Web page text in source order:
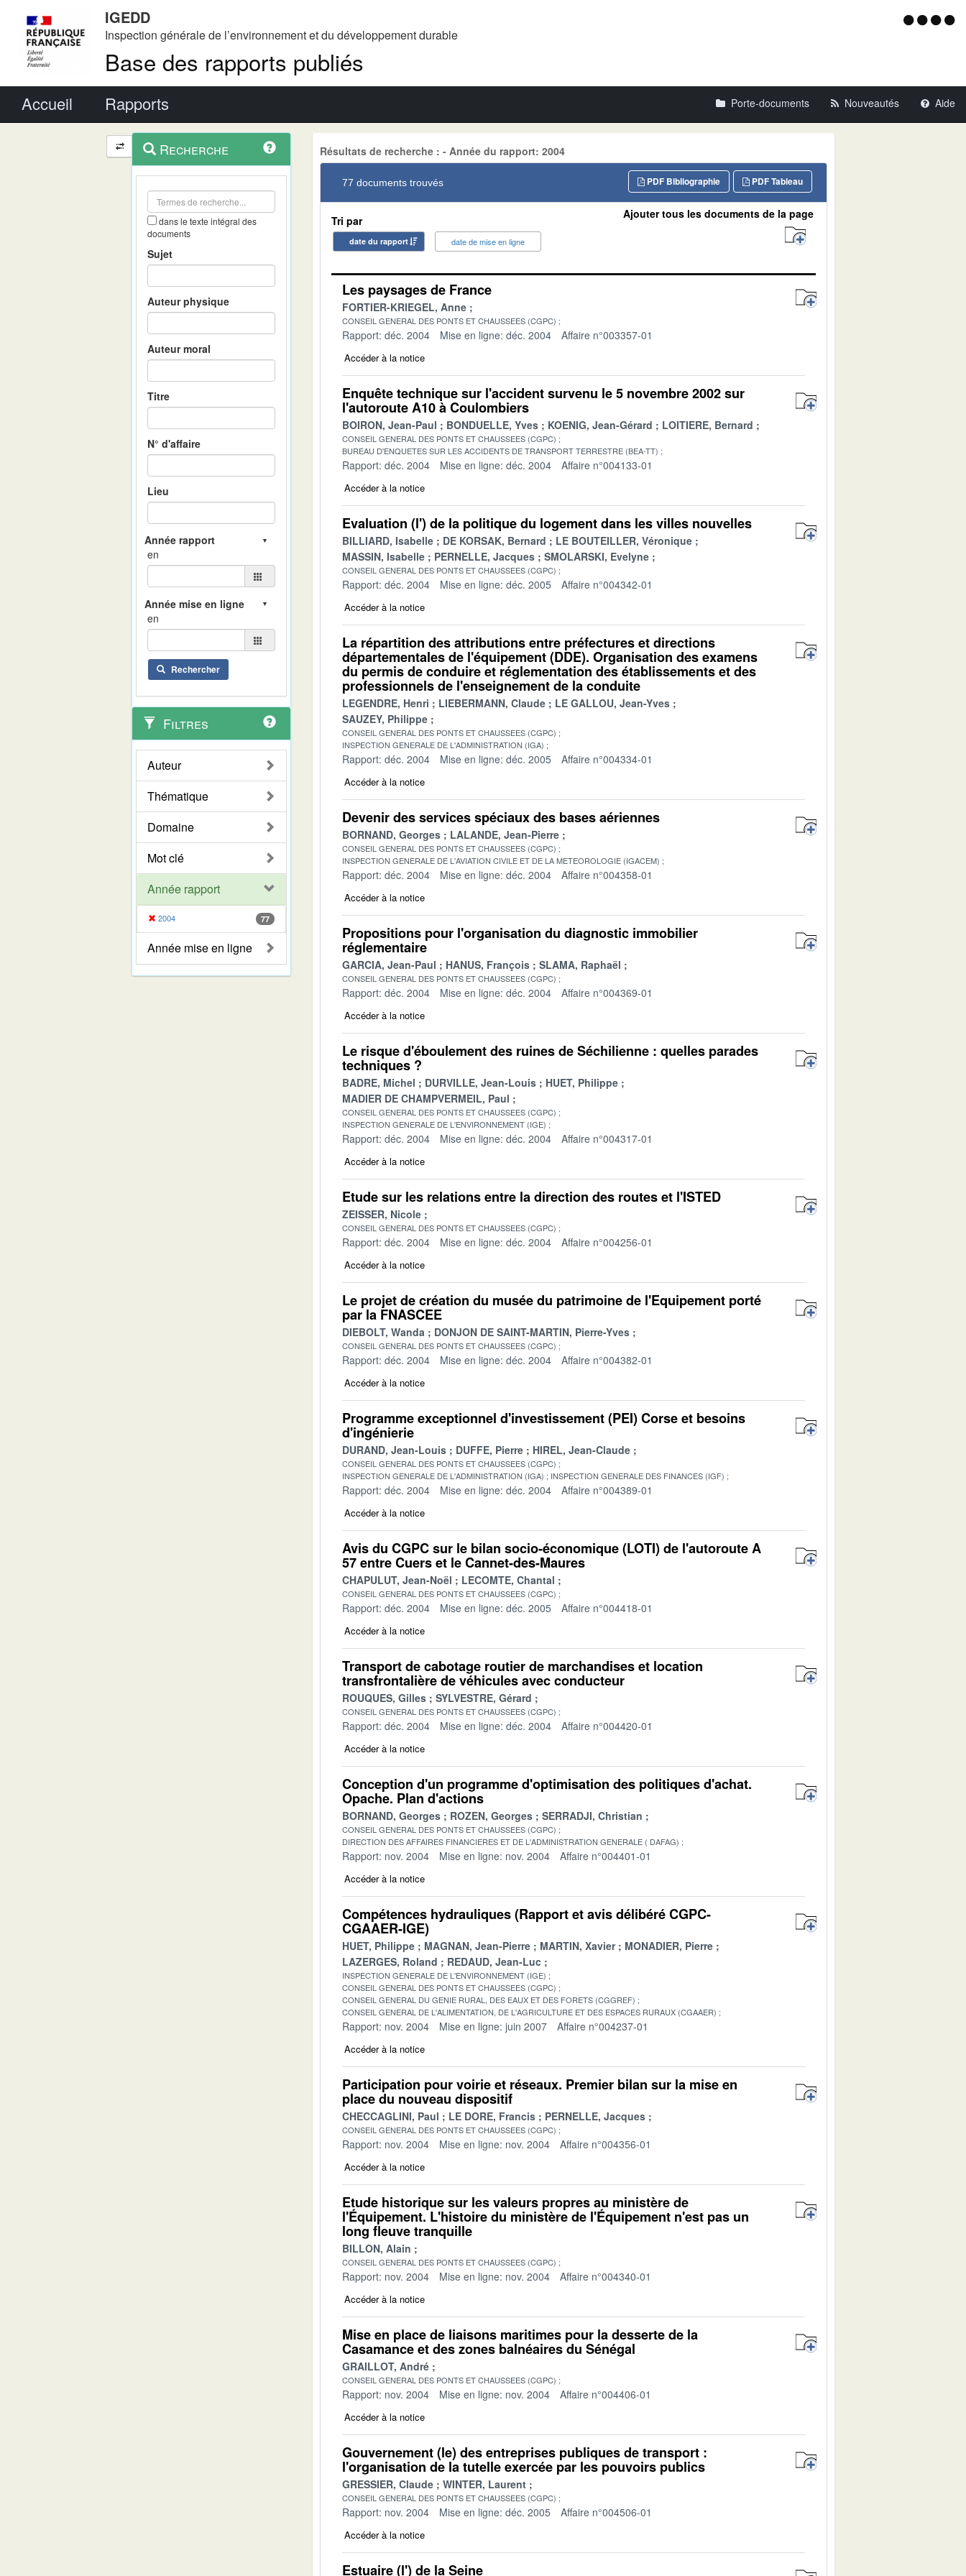
IGEDD
Inspection générale de l’environnement et du développement durable
Base des rapports publiés
Menu
Accueil Rapports Porte-documents Nouveautés Aide
Navigation
et
outils
contextuel
Recherche
dans le texte intégral des
documents
Sujet
Auteur physique
Auteur moral
Titre
N° d'affaire
Lieu
en
en
Rechercher
Filtres
Auteur
Thématique
Domaine
Mot clé
Année rapport
2004 77
Année mise en ligne
Résultats de recherche : - Année du rapport: 2004
77 documents trouvés PDF Tableau
PDF Bibliographie
Tri par
date du rapport date de mise en ligne
Ajouter tous les documents de la page
Les paysages de France
FORTIER-KRIEGEL, Anne
CONSEIL GENERAL DES PONTS ET CHAUSSEES (CGPC)
Rapport: déc. 2004 Mise en ligne: déc. 2004 Affaire n°003357-01
Accéder à la notice
Enquête technique sur l'accident survenu le 5 novembre 2002 sur
l'autoroute A10 à Coulombiers
BOIRON, Jean-Paul BONDUELLE, Yves KOENIG, Jean-Gérard LOITIERE, Bernard
CONSEIL GENERAL DES PONTS ET CHAUSSEES (CGPC)
BUREAU D'ENQUETES SUR LES ACCIDENTS DE TRANSPORT TERRESTRE (BEA-TT)
Rapport: déc. 2004 Mise en ligne: déc. 2004 Affaire n°004133-01
Accéder à la notice
Evaluation (l') de la politique du logement dans les villes nouvelles
BILLIARD, Isabelle DE KORSAK, Bernard
LE BOUTEILLER, Véronique
MASSIN, Isabelle
PERNELLE, Jacques SMOLARSKI, Evelyne
CONSEIL GENERAL DES PONTS ET CHAUSSEES (CGPC)
Rapport: déc. 2004 Mise en ligne: déc. 2005 Affaire n°004342-01
Accéder à la notice
La répartition des attributions entre préfectures et directions
départementales de l'équipement (DDE). Organisation des examens
du permis de conduire et réglementation des établissements et des
professionnels de l'enseignement de la conduite
LEGENDRE, Henri LIEBERMANN, Claude
LE GALLOU, Jean-Yves
SAUZEY, Philippe
CONSEIL GENERAL DES PONTS ET CHAUSSEES (CGPC)
INSPECTION GENERALE DE L'ADMINISTRATION (IGA)
Rapport: déc. 2004 Mise en ligne: déc. 2005 Affaire n°004334-01
Accéder à la notice
Devenir des services spéciaux des bases aériennes
BORNAND, Georges LALANDE, Jean-Pierre
CONSEIL GENERAL DES PONTS ET CHAUSSEES (CGPC)
INSPECTION GENERALE DE L'AVIATION CIVILE ET DE LA METEOROLOGIE (IGACEM)
Rapport: déc. 2004 Mise en ligne: déc. 2004 Affaire n°004358-01
Accéder à la notice
Propositions pour l'organisation du diagnostic immobilier
réglementaire
GARCIA, Jean-Paul HANUS, François SLAMA, Raphaël
CONSEIL GENERAL DES PONTS ET CHAUSSEES (CGPC)
Rapport: déc. 2004 Mise en ligne: déc. 2004 Affaire n°004369-01
Accéder à la notice
Le risque d'éboulement des ruines de Séchilienne : quelles parades
techniques ?
BADRE, Michel DURVILLE, Jean-Louis
HUET, Philippe
MADIER DE CHAMPVERMEIL, Paul
CONSEIL GENERAL DES PONTS ET CHAUSSEES (CGPC)
INSPECTION GENERALE DE L'ENVIRONNEMENT (IGE)
Rapport: déc. 2004 Mise en ligne: déc. 2004 Affaire n°004317-01
Accéder à la notice
Etude sur les relations entre la direction des routes et l'ISTED
ZEISSER, Nicole
CONSEIL GENERAL DES PONTS ET CHAUSSEES (CGPC)
Rapport: déc. 2004 Mise en ligne: déc. 2004 Affaire n°004256-01
Accéder à la notice
Le projet de création du musée du patrimoine de l'Equipement porté
par la FNASCEE
DIEBOLT, Wanda DONJON DE SAINT-MARTIN, Pierre-Yves
CONSEIL GENERAL DES PONTS ET CHAUSSEES (CGPC)
Rapport: déc. 2004 Mise en ligne: déc. 2004 Affaire n°004382-01
Accéder à la notice
Programme exceptionnel d'investissement (PEI) Corse et besoins
d'ingénierie
DURAND, Jean-Louis DUFFE, Pierre HIREL, Jean-Claude
CONSEIL GENERAL DES PONTS ET CHAUSSEES (CGPC)
INSPECTION GENERALE DE L'ADMINISTRATION (IGA)
INSPECTION GENERALE DES FINANCES (IGF)
Rapport: déc. 2004 Mise en ligne: déc. 2004 Affaire n°004389-01
Accéder à la notice
Avis du CGPC sur le bilan socio-économique (LOTI) de l'autoroute A
57 entre Cuers et le Cannet-des-Maures
CHAPULUT, Jean-Noël LECOMTE, Chantal
CONSEIL GENERAL DES PONTS ET CHAUSSEES (CGPC)
Rapport: déc. 2004 Mise en ligne: déc. 2005 Affaire n°004418-01
Accéder à la notice
Transport de cabotage routier de marchandises et location
transfrontalière de véhicules avec conducteur
ROUQUES, Gilles SYLVESTRE, Gérard
CONSEIL GENERAL DES PONTS ET CHAUSSEES (CGPC)
Rapport: déc. 2004 Mise en ligne: déc. 2004 Affaire n°004420-01
Accéder à la notice
Conception d'un programme d'optimisation des politiques d'achat.
Opache. Plan d'actions
BORNAND, Georges ROZEN, Georges SERRADJI, Christian
CONSEIL GENERAL DES PONTS ET CHAUSSEES (CGPC)
DIRECTION DES AFFAIRES FINANCIERES ET DE L'ADMINISTRATION GENERALE ( DAFAG)
Rapport: nov. 2004 Mise en ligne: nov. 2004 Affaire n°004401-01
Accéder à la notice
Compétences hydrauliques (Rapport et avis délibéré CGPC-
CGAAER-IGE)
HUET, Philippe MAGNAN, Jean-Pierre MARTIN, Xavier
MONADIER, Pierre
LAZERGES, Roland
REDAUD, Jean-Luc
INSPECTION GENERALE DE L'ENVIRONNEMENT (IGE)
CONSEIL GENERAL DES PONTS ET CHAUSSEES (CGPC)
CONSEIL GENERAL DU GENIE RURAL, DES EAUX ET DES FORETS (CGGREF)
CONSEIL GENERAL DE L'ALIMENTATION, DE L'AGRICULTURE ET DES ESPACES RURAUX (CGAAER)
Rapport: nov. 2004 Mise en ligne: juin 2007 Affaire n°004237-01
Accéder à la notice
Participation pour voirie et réseaux. Premier bilan sur la mise en
place du nouveau dispositif
CHECCAGLINI, Paul LE DORE, Francis PERNELLE, Jacques
CONSEIL GENERAL DES PONTS ET CHAUSSEES (CGPC)
Rapport: nov. 2004 Mise en ligne: nov. 2004 Affaire n°004356-01
Accéder à la notice
Etude historique sur les valeurs propres au ministère de
l'Équipement. L'histoire du ministère de l'Équipement n'est pas un
long fleuve tranquille
BILLON, Alain
CONSEIL GENERAL DES PONTS ET CHAUSSEES (CGPC)
Rapport: nov. 2004 Mise en ligne: nov. 2004 Affaire n°004340-01
Accéder à la notice
Mise en place de liaisons maritimes pour la desserte de la
Casamance et des zones balnéaires du Sénégal
GRAILLOT, André
CONSEIL GENERAL DES PONTS ET CHAUSSEES (CGPC)
Rapport: nov. 2004 Mise en ligne: nov. 2004 Affaire n°004406-01
Accéder à la notice
Gouvernement (le) des entreprises publiques de transport :
l'organisation de la tutelle exercée par les pouvoirs publics
GRESSIER, Claude WINTER, Laurent
CONSEIL GENERAL DES PONTS ET CHAUSSEES (CGPC)
Rapport: nov. 2004 Mise en ligne: déc. 2005 Affaire n°004506-01
Accéder à la notice
Estuaire (l') de la Seine